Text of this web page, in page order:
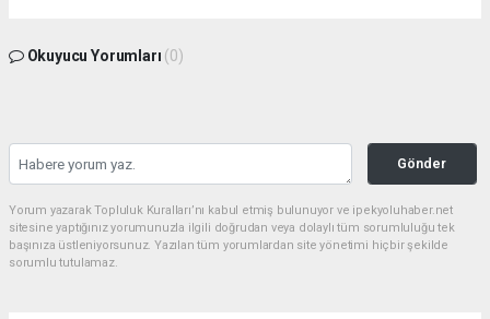
Okuyucu Yorumları (0)
Gönder
Yorum yazarak Topluluk Kuralları’nı kabul etmiş bulunuyor ve ipekyoluhaber.net
sitesine yaptığınız yorumunuzla ilgili doğrudan veya dolaylı tüm sorumluluğu tek
başınıza üstleniyorsunuz. Yazılan tüm yorumlardan site yönetimi hiçbir şekilde
sorumlu tutulamaz.